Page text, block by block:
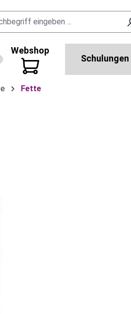
Webshop
Schulungen
Fette